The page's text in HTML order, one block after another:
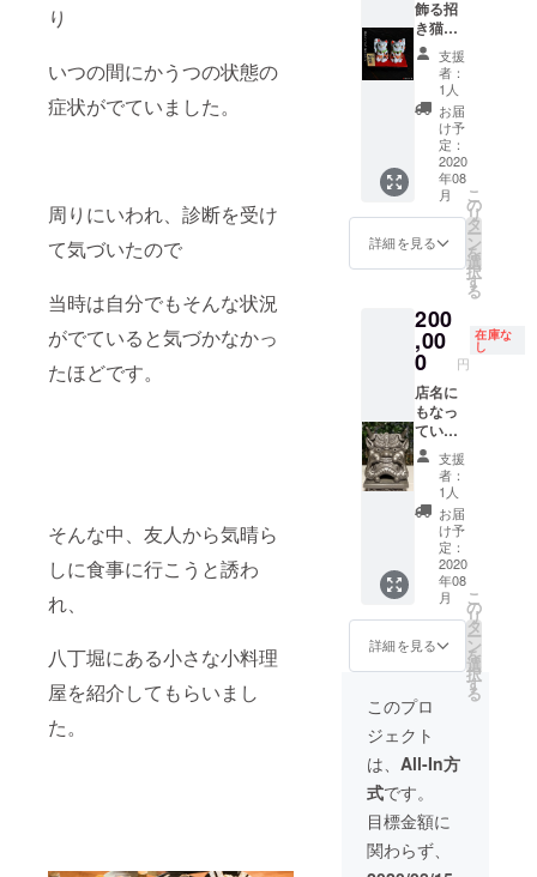
り
いつの間にかうつの状態の
症状がでていました。
周りにいわれ、診断を受け
て気づいたので
当時は自分でもそんな状況
がでていると気づかなかっ
たほどです。
そんな中、友人から気晴ら
しに食事に行こうと誘わ
れ、
八丁堀にある小さな小料理
屋を紹介してもらいまし
た。
をする
為に ご
予約の
お電話
をして
いただ
くよう
にお願
い致し
ます。
（開店
いたし
ました
らメー
ルにて
いたし
ます）
いかが
でしょ
うか。
私本人
がご対
応させ
て頂き
ます。
飾る招
き猫の
隣にお
名前を
入れさ
せて頂
きま
す。 招
き猫は
福を呼
び込む
意味合
いがあ
ります
が プロ
トにご
協力い
ただい
た方へ
の感謝
を忘れ
ないよ
うに カ
ウン
ターの
目の付
くとこ
ろへ飾
らせて
頂きま
す。 ま
た、名
前入り
のお箸
とお礼
のお手
紙も添
えさせ
て頂き
ます。
店舗に
いらっ
しゃる
ことが
難しい
支援
者：
1人
お届
け予
定：
2020
年08
月
詳細を見る
こ
の
リ
タ
ー
ン
を
選
択
す
る
200
,00
0 円
在庫な
し
店名に
もなっ
ている
「鬼
瓦」を
店内も
しくは
店外に
飾る予
定なの
ですが
ご支援
金をこ
の鬼瓦
の費用
に充
て、限
定一名
様に限
り鬼瓦
の隣に
ご支援
者さま
として
お名前
を入れ
支援
者：
1人
お届
け予
定：
2020
年08
月
詳細を見る
こ
の
リ
タ
ー
ン
を
選
択
す
る
このプロ
ジェクト
は、 All-In方
式です。
目標金額に
関わらず、